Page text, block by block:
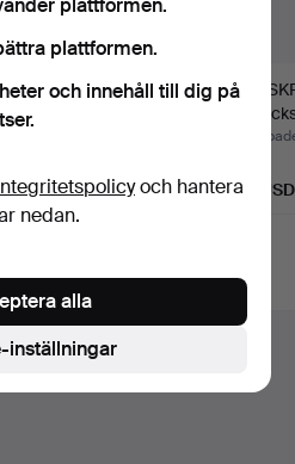
LJUSKRONA, rokoko-
stil.
159 USD 32 USD
plattformen.
och innehåll till dig på
och hantera
nedan.
inställningar
alla